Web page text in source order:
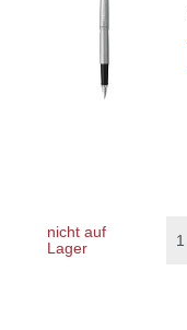
nicht auf
Lager